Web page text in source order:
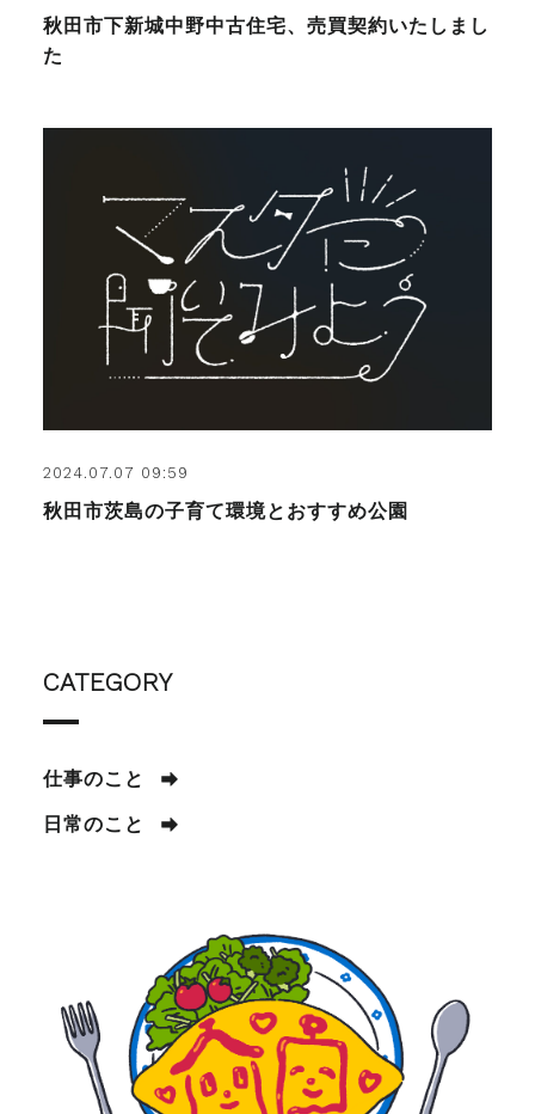
秋田市下新城中野中古住宅、売買契約いたしまし
た
2024.07.07 09:59
秋田市茨島の子育て環境とおすすめ公園
CATEGORY
仕事のこと
日常のこと